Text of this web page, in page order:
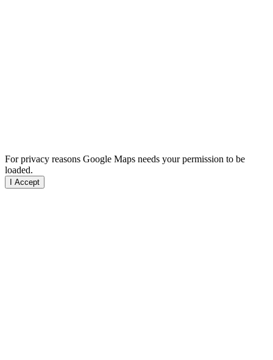
For privacy reasons Google Maps needs your permission to be
loaded.
I Accept